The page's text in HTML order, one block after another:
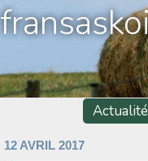
12 AVRIL 2017